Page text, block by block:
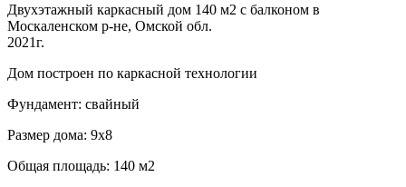
Двухэтажный каркасный дом 140 м2 с балконом в
Москаленском р-не, Омской обл.
2021г.
Дом построен по каркасной технологии
Фундамент: свайный
Размер дома: 9х8
Общая площадь: 140 м2